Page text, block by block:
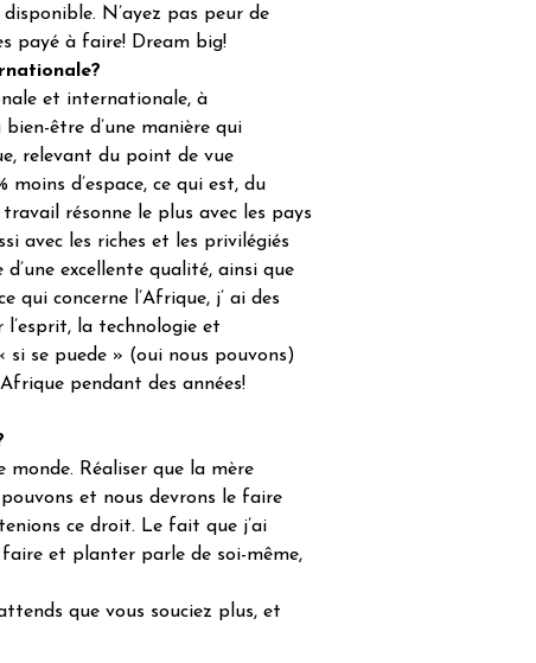
N’ayez pas peur de
payé à faire! Dream big!
et internationale, à
être d’une manière qui
relevant du point de vue
d’espace, ce qui est, du
résonne le plus avec les pays
avec les riches et les privilégiés
excellente qualité, ainsi que
concerne l’Afrique, j’ ai des
la technologie et
si se puede » (oui nous pouvons)
pendant des années!
Réaliser que la mère
et nous devrons le faire
ce droit. Le fait que j’ai
faire et planter parle de soi-même,
que vous souciez plus, et